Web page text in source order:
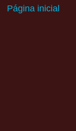
Página inicial